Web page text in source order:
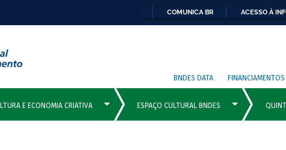
COMUNICA BR ACESSO À
BNDES DATA FINANCIAMENTOS